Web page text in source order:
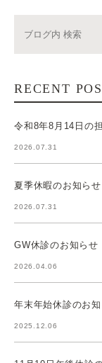
RECENT
令和8年8月14日の
2026.07.31
夏季休暇のお知らせ
2026.07.31
GW休診のお知らせ
2026.04.06
年末年始休診のお
2025.12.06